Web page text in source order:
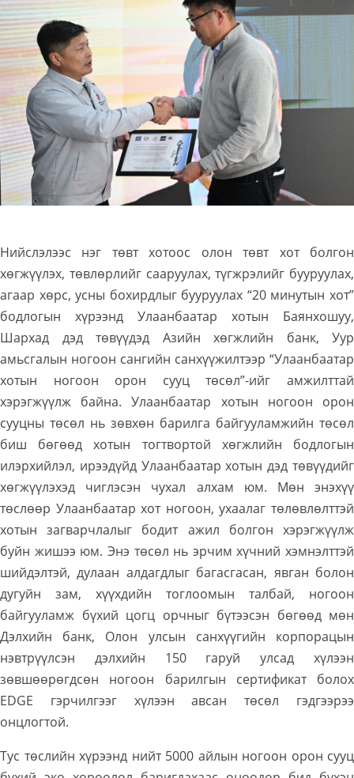
Нийслэлээс нэг төвт хотоос олон төвт хот болгон
хөгжүүлэх, төвлөрлийг сааруулах, түгжрэлийг бууруулах,
агаар хөрс, усны бохирдлыг бууруулах “20 минутын хот”
бодлогын хүрээнд Улаанбаатар хотын Баянхошуу,
Шархад дэд төвүүдэд Азийн хөгжлийн банк, Уур
амьсгалын ногоон сангийн санхүүжилтээр “Улаанбаатар
хотын ногоон орон сууц төсөл”-ийг амжилттай
хэрэгжүүлж байна. Улаанбаатар хотын ногоон орон
сууцны төсөл нь зөвхөн барилга байгууламжийн төсөл
биш бөгөөд хотын тогтвортой хөгжлийн бодлогын
илэрхийлэл, ирээдүйд Улаанбаатар хотын дэд төвүүдийг
хөгжүүлэхэд чиглэсэн чухал алхам юм. Мөн энэхүү
төслөөр Улаанбаатар хот ногоон, ухаалаг төлөвлөлттэй
хотын загварчлалыг бодит ажил болгон хэрэгжүүлж
буйн жишээ юм. Энэ төсөл нь эрчим хүчний хэмнэлттэй
шийдэлтэй, дулаан алдагдлыг багасгасан, явган болон
дугуйн зам, хүүхдийн тоглоомын талбай, ногоон
байгууламж бүхий цогц орчныг бүтээсэн бөгөөд мөн
Дэлхийн банк, Олон улсын санхүүгийн корпорацын
нэвтрүүлсэн дэлхийн 150 гаруй улсад хүлээн
зөвшөөрөгдсөн ногоон барилгын сертификат болох
EDGE гэрчилгээг хүлээн авсан төсөл гэдгээрээ
онцлогтой.
Тус төслийн хүрээнд нийт 5000 айлын ногоон орон сууц